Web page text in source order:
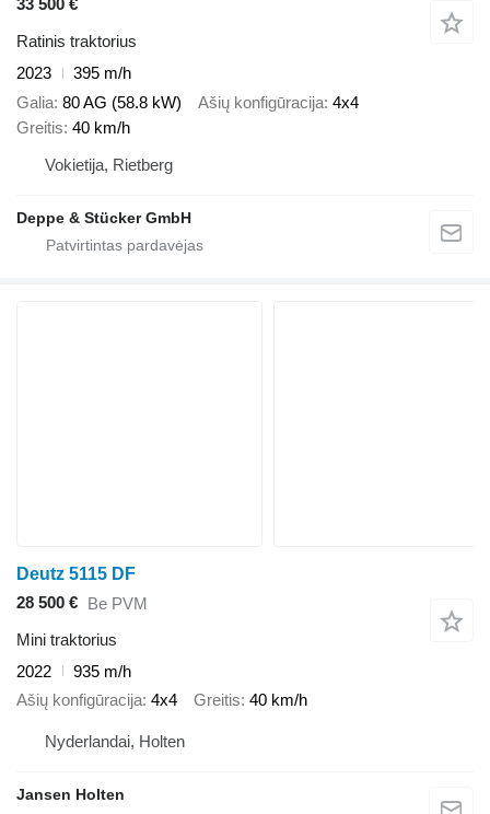
33 500 €
Ratinis traktorius
2023
395 m/h
Galia 80 AG (58.8 kW) Ašių konfigūracija 4x4
Greitis 40 km/h
Vokietija, Rietberg
Deppe & Stücker GmbH
Deutz 5115 DF
28 500 € Be PVM
Mini traktorius
2022
935 m/h
Ašių konfigūracija 4x4 Greitis 40 km/h
Nyderlandai, Holten
Jansen Holten